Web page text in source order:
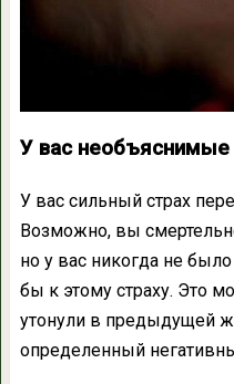
У вас необъяснимые
У вас сильный страх
Возможно, вы
но у вас никогда не
бы к этому страху. Это
утонули в предыдущей
определенный